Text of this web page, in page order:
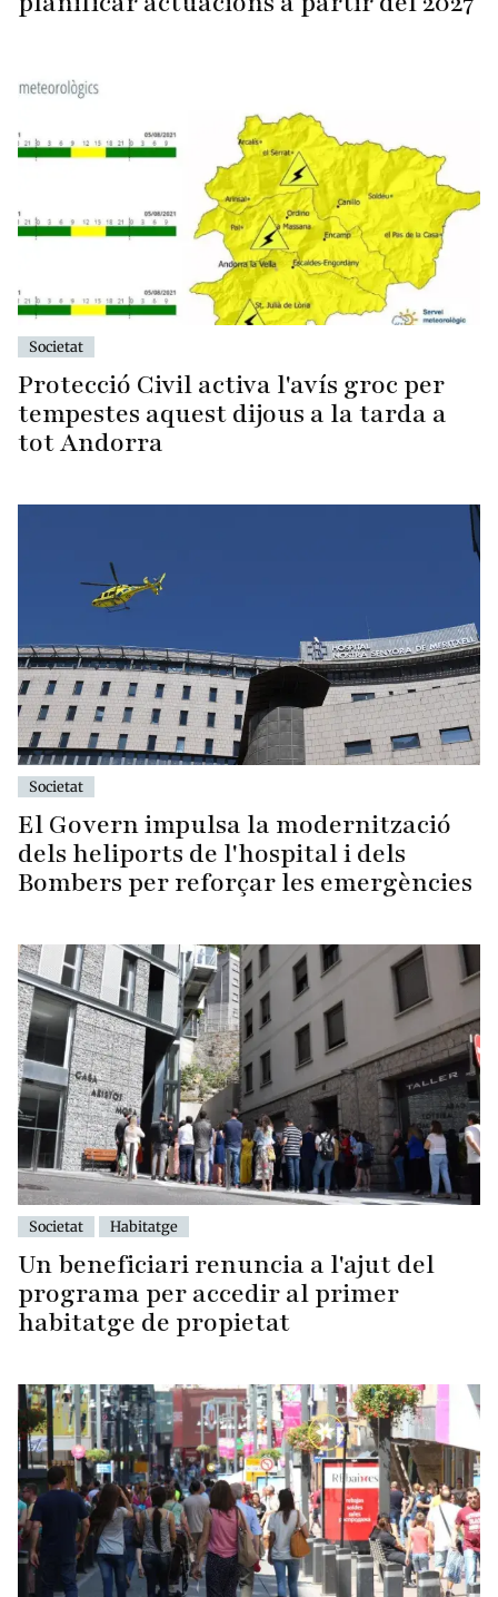
Societat
Protecció Civil activa l'avís groc per
tempestes aquest dijous a la tarda a
tot Andorra
Societat
El Govern impulsa la modernització
dels heliports de l'hospital i dels
Bombers per reforçar les emergències
Societat Habitatge
Un beneficiari renuncia a l'ajut del
programa per accedir al primer
habitatge de propietat